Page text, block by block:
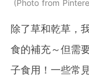
Photo from
除了草和乾草，
食的補充～但需
子食用！一些常